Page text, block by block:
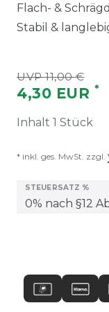
Flach- &
Stabil &
UVP 11,00 €
4,30 EUR *
Inhalt 1 Stück
* inkl. ges. MwSt. zzgl.
STEUERSATZ %